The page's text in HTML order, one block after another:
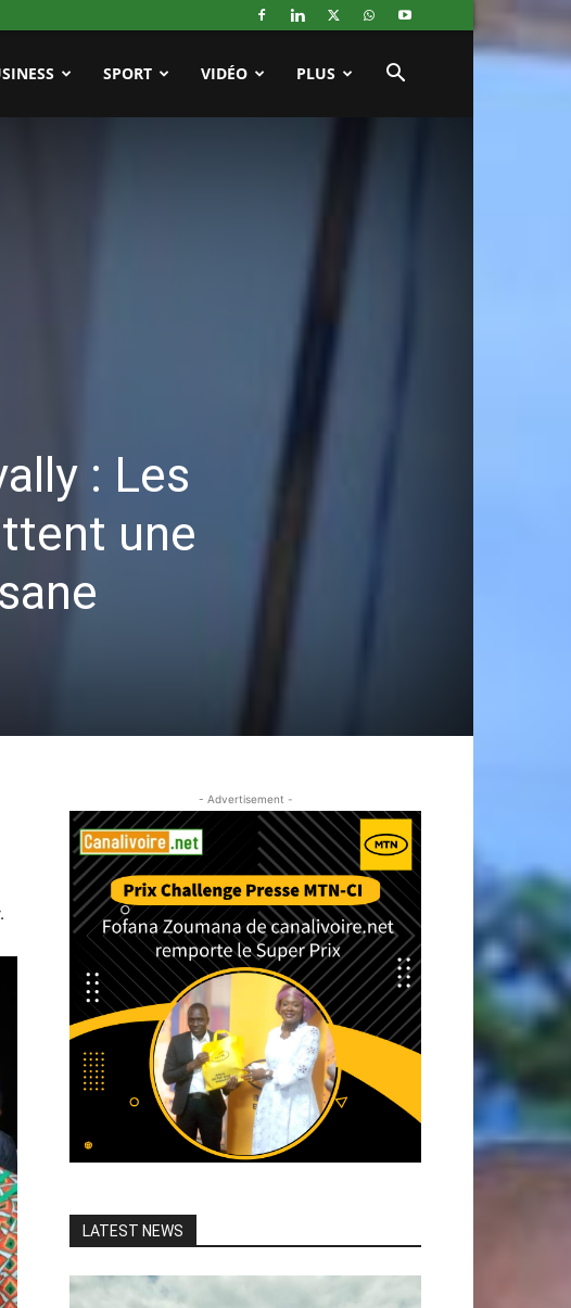
SPORT VIDÉO PLUS
: Les
une
- Advertisement -
LATEST NEWS